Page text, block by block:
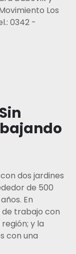
Los
0342 -
dos jardines
de 500
En
trabajo con
y la
con una